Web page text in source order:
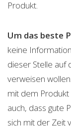
Produkt.
Um das beste
keine
dieser Stelle auf
verweisen
mit dem Produkt
auch, dass gute
sich mit der Zeit